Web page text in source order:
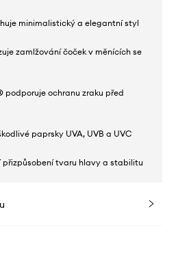
minimalistický a elegantní styl
zamlžování čoček v měnících se
podporuje ochranu zraku před
paprsky UVA, UVB a UVC
přizpůsobení tvaru hlavy a stabilitu